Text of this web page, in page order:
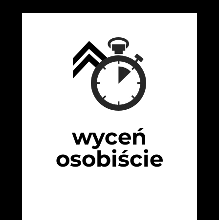
wyceń
osobiście